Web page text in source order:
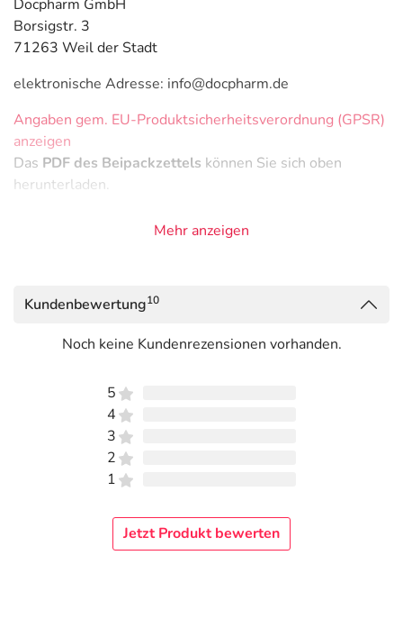
Docpharm GmbH
Borsigstr. 3
71263 Weil der Stadt
elektronische Adresse: info@docpharm.de
Angaben gem. EU-Produktsicherheitsverordnung (GPSR)
anzeigen
Das PDF des Beipackzettels können Sie sich oben
herunterladen.
Mehr anzeigen
Kundenbewertung10
Noch keine Kundenrezensionen vorhanden.
5
4
3
2
1
Jetzt Produkt bewerten